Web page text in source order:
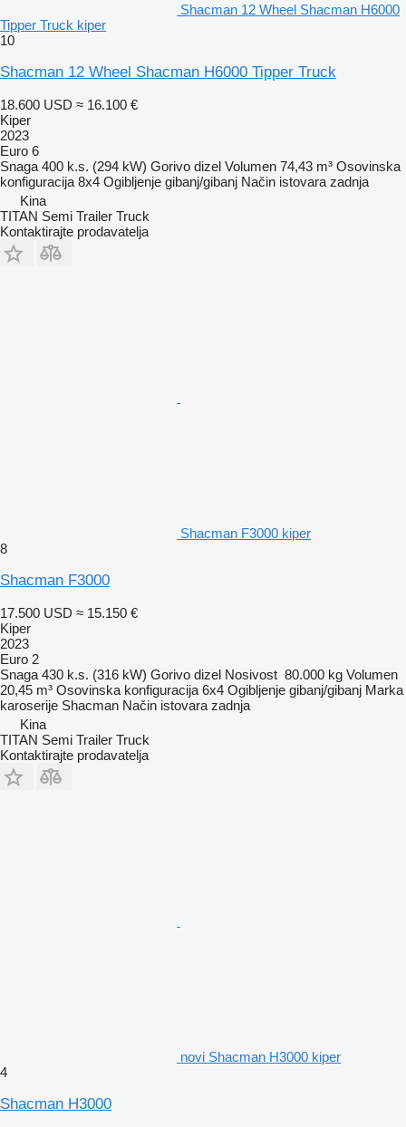
Shacman 12 Wheel Shacman H6000
Tipper Truck kiper
10
Shacman 12 Wheel Shacman H6000 Tipper Truck
18.600 USD ≈ 16.100 €
Kiper
2023
Euro 6
Snaga 400 k.s. (294 kW) Gorivo dizel Volumen 74,43 m³ Osovinska
konfiguracija 8x4 Ogibljenje gibanj/gibanj Način istovara zadnja
Kina
TITAN Semi Trailer Truck
Kontaktirajte prodavatelja
Shacman F3000 kiper
8
Shacman F3000
17.500 USD ≈ 15.150 €
Kiper
2023
Euro 2
Snaga 430 k.s. (316 kW) Gorivo dizel Nosivost 80.000 kg Volumen
20,45 m³ Osovinska konfiguracija 6x4 Ogibljenje gibanj/gibanj Marka
karoserije Shacman Način istovara zadnja
Kina
TITAN Semi Trailer Truck
Kontaktirajte prodavatelja
novi Shacman H3000 kiper
4
Shacman H3000